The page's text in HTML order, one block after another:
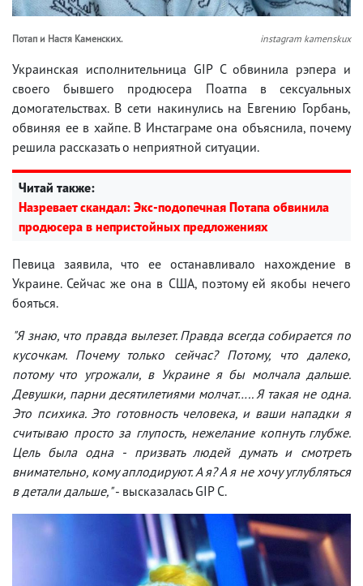
Потап и Настя Каменских. instagram kamenskux
Украинская исполнительница GIP C обвинила рэпера и
своего бывшего продюсера Поатпа в сексуальных
домогательствах. В сети накинулись на Евгению Горбань,
обвиняя ее в хайпе. В Инстаграме она объяснила, почему
решила рассказать о неприятной ситуации.
Читай также:
Назревает скандал: Экс-подопечная Потапа обвинила
продюсера в непристойных предложениях
Певица заявила, что ее останавливало нахождение в
Украине. Сейчас же она в США, поэтому ей якобы нечего
бояться.
"Я знаю, что правда вылезет. Правда всегда собирается по
кусочкам. Почему только сейчас? Потому, что далеко,
потому что угрожали, в Украине я бы молчала дальше.
Девушки, парни десятилетиями молчат….. Я такая не одна.
Это психика. Это готовность человека, и ваши нападки я
считываю просто за глупость, нежелание копнуть глубже.
Цель была одна - призвать людей думать и смотреть
внимательно, кому аплодируют. А я? А я не хочу углубляться
в детали дальше,"- высказалась GIP C.